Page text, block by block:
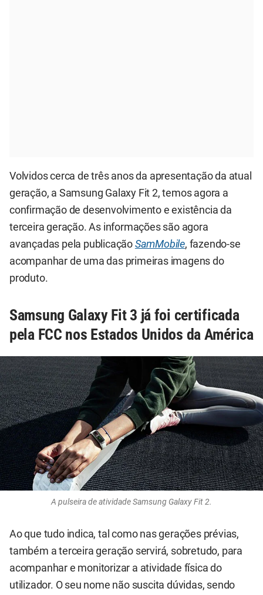
Volvidos cerca de três anos da apresentação da atual
geração, a Samsung Galaxy Fit 2, temos agora a
confirmação de desenvolvimento e existência da
terceira geração. As informações são agora
avançadas pela publicação SamMobile, fazendo-se
acompanhar de uma das primeiras imagens do
produto.
Samsung Galaxy Fit 3 já foi certificada
pela FCC nos Estados Unidos da América
A pulseira de atividade Samsung Galaxy Fit 2.
Ao que tudo indica, tal como nas gerações prévias,
também a terceira geração servirá, sobretudo, para
acompanhar e monitorizar a atividade física do
utilizador. O seu nome não suscita dúvidas, sendo